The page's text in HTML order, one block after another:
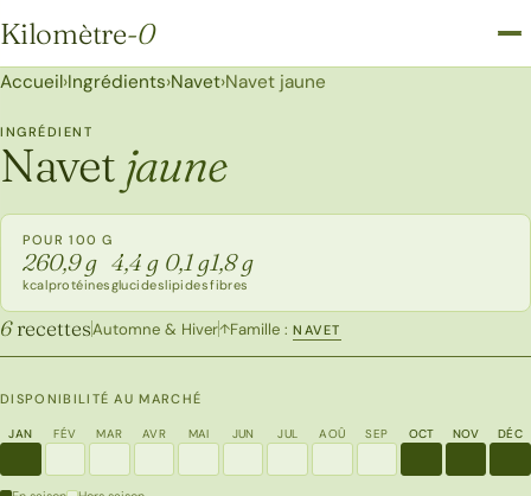
Kilomètre-0
Kilomètre-0
Accueil›Ingrédients›Navet›Navet jaune
INGRÉDIENT
Navet jaune
POUR 100 G
26
kcal
0,9 g
protéines
4,4 g
glucides
0,1 g
lipides
1,8 g
fibres
6recettesAutomne & Hiver↑Famille : NAVET
DISPONIBILITÉ AU MARCHÉ
JAN FÉV MAR AVR MAI JUN JUL AOÛ SEP OCT NOV DÉC